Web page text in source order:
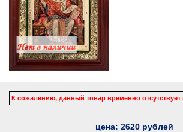
К сожалению, данный товар временно отсутствует
цена: 2620 рублей